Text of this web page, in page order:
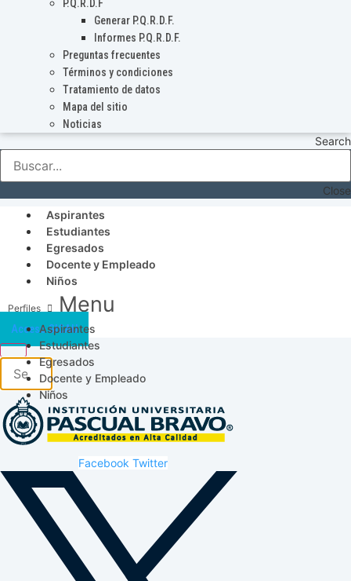
P.Q.R.D.F
Generar P.Q.R.D.F.
Informes P.Q.R.D.F.
Preguntas frecuentes
Términos y condiciones
Tratamiento de datos
Mapa del sitio
Noticias
Search
Close
Aspirantes
Estudiantes
Egresados
Docente y Empleado
Niños
Menu
Aspirantes
Estudiantes
Egresados
Docente y Empleado
Niños
Acceso SICAU
Facebook Twitter